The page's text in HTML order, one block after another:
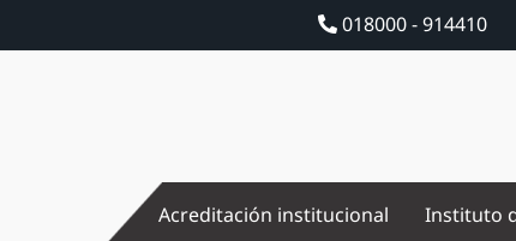
018000 - 914410
Acreditación institucional Instituto